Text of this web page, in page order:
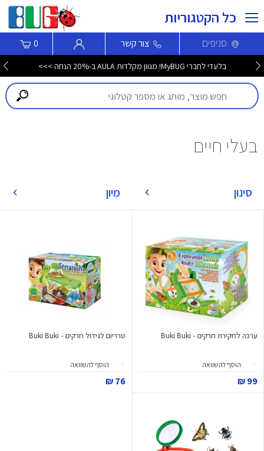
כל הקטגוריות
סניפים צור קשר 0
בלעדי לחברי MyBUG! מגוון מקלדות AULA ב-20% הנחה >>>
בעלי חיים
סינון מיון
ערכה לחקירת חרקים - Buki Buki
הוסף להשוואה
99 ₪
טרריום לגידול חרקים - Buki Buki
הוסף להשוואה
76 ₪